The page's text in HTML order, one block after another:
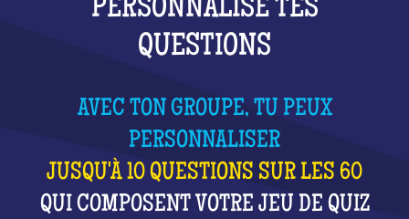
PERSONNALISE TES
QUESTIONS
AVEC TON GROUPE, TU PEUX
PERSONNALISER
JUSQU'À 10 QUESTIONS SUR LES 60
QUI COMPOSENT VOTRE JEU DE QUIZ